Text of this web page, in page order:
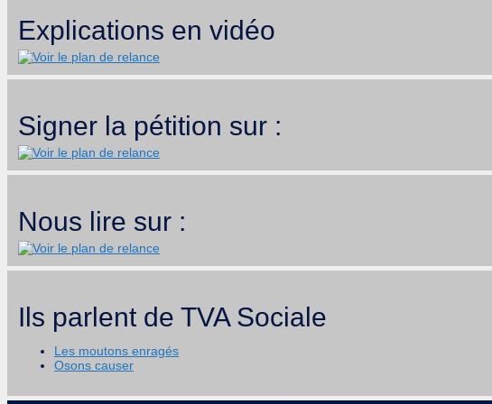
Explications en vidéo
Signer la pétition sur :
Nous lire sur :
Ils parlent de TVA Sociale
Les moutons enragés
Osons causer